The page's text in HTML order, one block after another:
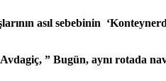
asıl sebebinin
” Bugün, aynı rotada